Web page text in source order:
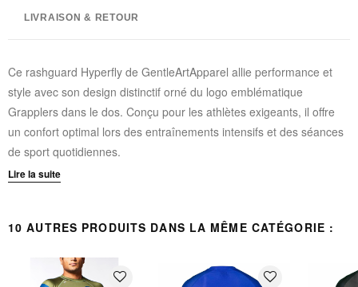
LIVRAISON & RETOUR
Ce rashguard Hyperfly de GentleArtApparel allie performance et
style avec son design distinctif orné du logo emblématique
Grapplers dans le dos. Conçu pour les athlètes exigeants, il offre
un confort optimal lors des entraînements intensifs et des séances
de sport quotidiennes.
Matière technique évacuant la transpiration
Logo Grapplers signature au dos
Parfait pour l'entraînement No Gi
Lire la suite
10 AUTRES PRODUITS DANS LA MÊME CATÉGORIE :
favorite_border favorite_border